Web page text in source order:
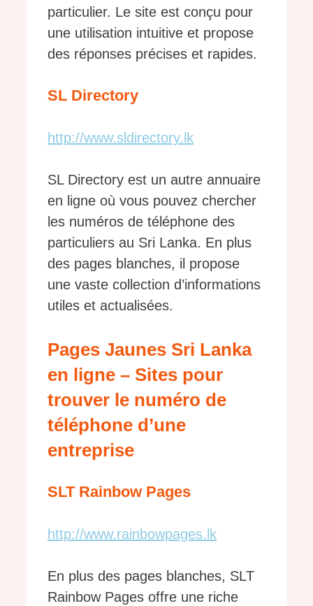
particulier. Le site est conçu pour
une utilisation intuitive et propose
des réponses précises et rapides.
SL Directory
http://www.sldirectory.lk
SL Directory est un autre annuaire
en ligne où vous pouvez chercher
les numéros de téléphone des
particuliers au Sri Lanka. En plus
des pages blanches, il propose
une vaste collection d’informations
utiles et actualisées.
Pages Jaunes Sri Lanka
en ligne – Sites pour
trouver le numéro de
téléphone d’une
entreprise
SLT Rainbow Pages
http://www.rainbowpages.lk
En plus des pages blanches, SLT
Rainbow Pages offre une riche